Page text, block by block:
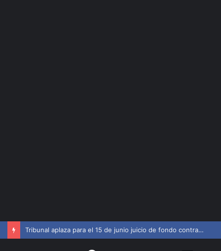
SNS amplía horarios en centros de primer nivel y diagnósticos